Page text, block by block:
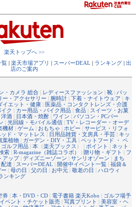
楽天トップへ >>
覧 | 楽天市場アプリ | スーパーDEAL | ランキング | 出
店のご案内
・カメラ 総合 | レディースファッション | 靴 | バッ
ー・アクセサリー | 腕時計 | 下着・ナイトウェア | キ
イエット・健康 | 医薬品・コンタクトレンズ・介護
ク | カー用品・バイク用品 | 食品 | スイーツ・お菓
洋酒 | 日本酒・焼酎 | ワイン | パソコン・PCパー
| 光回線・モバイル通信 | TV・レコーダー・オーデ
機材 | ゲーム | おもちゃ | ホビー | サービス・リフォ
ド・マットレス | 日用品雑貨・文房具・手芸 | キッ
葉植物 | ガーデン・DIY・工具 | ペットフード ・ ペ
ゴルフ用品 | 本 （楽天ブックス ） | ポイント | ネット
索 | R-magazine（雑誌コラボ） | 贈り物・ギフト | フ
アップ| ディズニーゾーン | サンリオゾーン | まち
達 | スーパーDEAL | 開催中イベント一覧 | 福袋＆
| 母の日 | 父の日 | お中元 | 敬老の日 | ハロウィ
ンキング
券 | 本・DVD・CD | 電子書籍 楽天Kobo | ゴルフ場予
イベント・チケット販売 | 写真プリント | 美容室・ヘ